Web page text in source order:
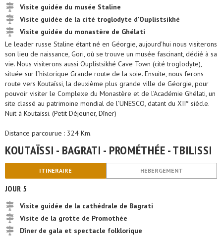
Visite guidée du musée Staline
Visite guidée de la cité troglodyte d'Ouplistsikhé
Visite guidée du monastère de Ghélati
Le leader russe Staline étant né en Géorgie, aujourd’hui nous visiterons
son lieu de naissance, Gori, où se trouve un musée fascinant, dédié à sa
vie. Nous visiterons aussi Ouplistsikhé Cave Town (cité troglodyte),
située sur l’historique Grande route de la soie. Ensuite, nous ferons
route vers Koutaïssi, la deuxième plus grande ville de Géorgie, pour
pouvoir visiter le Complexe du Monastère et de l’Académie Ghélati, un
site classé au patrimoine mondial de l’UNESCO, datant du XII° siècle.
Nuit à Koutaïssi. (Petit Déjeuner, Dîner)
Distance parcourue : 324 Km.
KOUTAÏSSI - BAGRATI - PROMÉTHÉE - TBILISSI
ITINÉRAIRE HÉBERGEMENT
JOUR 5
Visite guidée de la cathédrale de Bagrati
Visite de la grotte de Promothée
Dîner de gala et spectacle folklorique